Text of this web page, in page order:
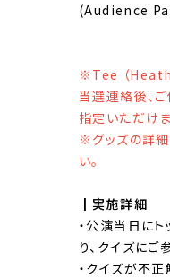
(Audience
※Tee （
当選連絡後、
指定いただけま
※グッズの詳
い。
┃実施詳細
・公演当日に
り、クイズにご
・クイズが不